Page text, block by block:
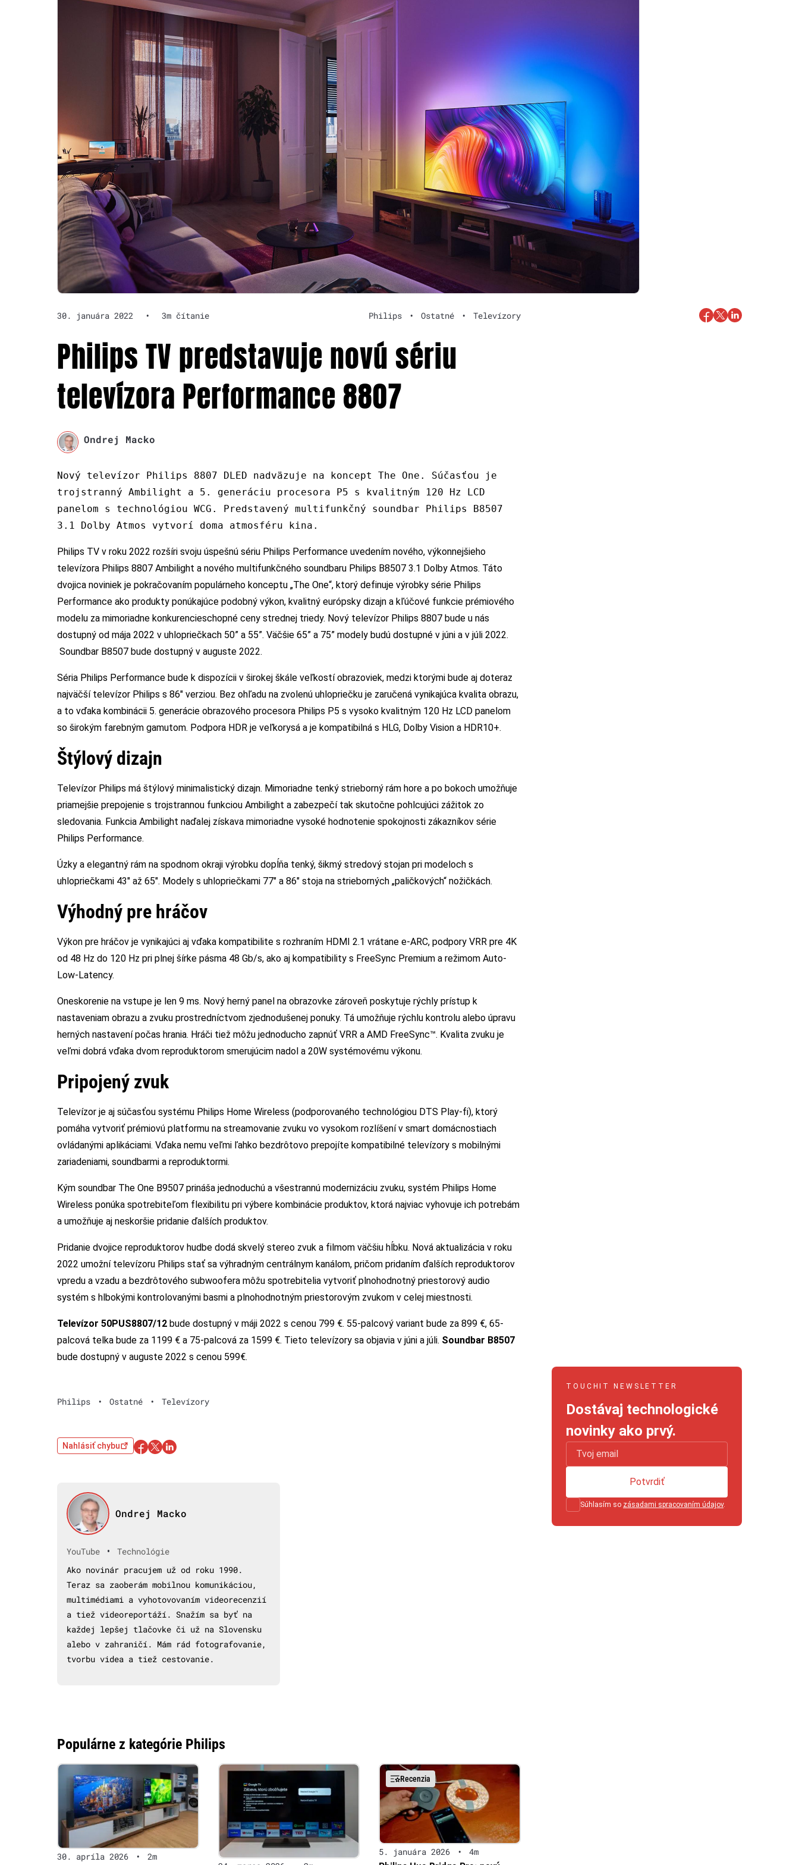
30. januára 2022 • 3m čítanie Philips • Ostatné • Televízory
Philips TV predstavuje novú sériu
televízora Performance 8807
Ondrej Macko
Nový televízor Philips 8807 DLED nadväzuje na koncept The One. Súčasťou je
trojstranný Ambilight a 5. generáciu procesora P5 s kvalitným 120 Hz LCD
panelom s technológiou WCG. Predstavený multifunkčný soundbar Philips B8507
3.1 Dolby Atmos vytvorí doma atmosféru kina.
Philips TV v roku 2022 rozšíri svoju úspešnú sériu Philips Performance uvedením nového, výkonnejšieho
televízora Philips 8807 Ambilight a nového multifunkčného soundbaru Philips B8507 3.1 Dolby Atmos. Táto
dvojica noviniek je pokračovaním populárneho konceptu „The One“, ktorý definuje výrobky série Philips
Performance ako produkty ponúkajúce podobný výkon, kvalitný európsky dizajn a kľúčové funkcie prémiového
modelu za mimoriadne konkurencieschopné ceny strednej triedy. Nový televízor Philips 8807 bude u nás
dostupný od mája 2022 v uhlopriečkach 50” a 55”. Väčšie 65” a 75” modely budú dostupné v júni a v júli 2022.
Soundbar B8507 bude dostupný v auguste 2022.
Séria Philips Performance bude k dispozícii v širokej škále veľkostí obrazoviek, medzi ktorými bude aj doteraz
najväčší televízor Philips s 86″ verziou. Bez ohľadu na zvolenú uhlopriečku je zaručená vynikajúca kvalita obrazu,
a to vďaka kombinácii 5. generácie obrazového procesora Philips P5 s vysoko kvalitným 120 Hz LCD panelom
so širokým farebným gamutom. Podpora HDR je veľkorysá a je kompatibilná s HLG, Dolby Vision a HDR10+.
Štýlový dizajn
Televízor Philips má štýlový minimalistický dizajn. Mimoriadne tenký strieborný rám hore a po bokoch umožňuje
priamejšie prepojenie s trojstrannou funkciou Ambilight a zabezpečí tak skutočne pohlcujúci zážitok zo
sledovania. Funkcia Ambilight naďalej získava mimoriadne vysoké hodnotenie spokojnosti zákazníkov série
Philips Performance.
Úzky a elegantný rám na spodnom okraji výrobku dopĺňa tenký, šikmý stredový stojan pri modeloch s
uhlopriečkami 43″ až 65″. Modely s uhlopriečkami 77″ a 86″ stoja na strieborných „paličkových“ nožičkách.
Výhodný pre hráčov
Výkon pre hráčov je vynikajúci aj vďaka kompatibilite s rozhraním HDMI 2.1 vrátane e-ARC, podpory VRR pre 4K
od 48 Hz do 120 Hz pri plnej šírke pásma 48 Gb/s, ako aj kompatibility s FreeSync Premium a režimom Auto-
Low-Latency.
Oneskorenie na vstupe je len 9 ms. Nový herný panel na obrazovke zároveň poskytuje rýchly prístup k
nastaveniam obrazu a zvuku prostredníctvom zjednodušenej ponuky. Tá umožňuje rýchlu kontrolu alebo úpravu
herných nastavení počas hrania. Hráči tiež môžu jednoducho zapnúť VRR a AMD FreeSync™. Kvalita zvuku je
veľmi dobrá vďaka dvom reproduktorom smerujúcim nadol a 20W systémovému výkonu.
Pripojený zvuk
Televízor je aj súčasťou systému Philips Home Wireless (podporovaného technológiou DTS Play-fi), ktorý
pomáha vytvoriť prémiovú platformu na streamovanie zvuku vo vysokom rozlíšení v smart domácnostiach
ovládanými aplikáciami. Vďaka nemu veľmi ľahko bezdrôtovo prepojíte kompatibilné televízory s mobilnými
zariadeniami, soundbarmi a reproduktormi.
Kým soundbar The One B9507 prináša jednoduchú a všestrannú modernizáciu zvuku, systém Philips Home
Wireless ponúka spotrebiteľom flexibilitu pri výbere kombinácie produktov, ktorá najviac vyhovuje ich potrebám
a umožňuje aj neskoršie pridanie ďalších produktov.
Pridanie dvojice reproduktorov hudbe dodá skvelý stereo zvuk a filmom väčšiu hĺbku. Nová aktualizácia v roku
2022 umožní televízoru Philips stať sa výhradným centrálnym kanálom, pričom pridaním ďalších reproduktorov
vpredu a vzadu a bezdrôtového subwoofera môžu spotrebitelia vytvoriť plnohodnotný priestorový audio
systém s hlbokými kontrolovanými basmi a plnohodnotným priestorovým zvukom v celej miestnosti.
Televízor 50PUS8807/12 bude dostupný v máji 2022 s cenou 799 €. 55-palcový variant bude za 899 €, 65-
palcová telka bude za 1199 € a 75-palcová za 1599 €. Tieto televízory sa objavia v júni a júli. Soundbar B8507
bude dostupný v auguste 2022 s cenou 599€.
Philips • Ostatné • Televízory
Nahlásiť chybu
Ondrej Macko
YouTube •
Technológie
Ako novinár pracujem už od roku 1990.
Teraz sa zaoberám mobilnou komunikáciou,
multimédiami a vyhotovovaním videorecenzií
a tiež videoreportáží. Snažím sa byť na
každej lepšej tlačovke či už na Slovensku
alebo v zahraničí. Mám rád fotografovanie,
tvorbu videa a tiež cestovanie.
Populárne z kategórie Philips
30. apríla 2026 • 2m
Recenzia
5. januára 2026 • 4m
TOUCHIT NEWSLETTER
Dostávaj technologické
novinky ako prvý.
Súhlasím so zásadami spracovaním údajov.
Potvrdiť